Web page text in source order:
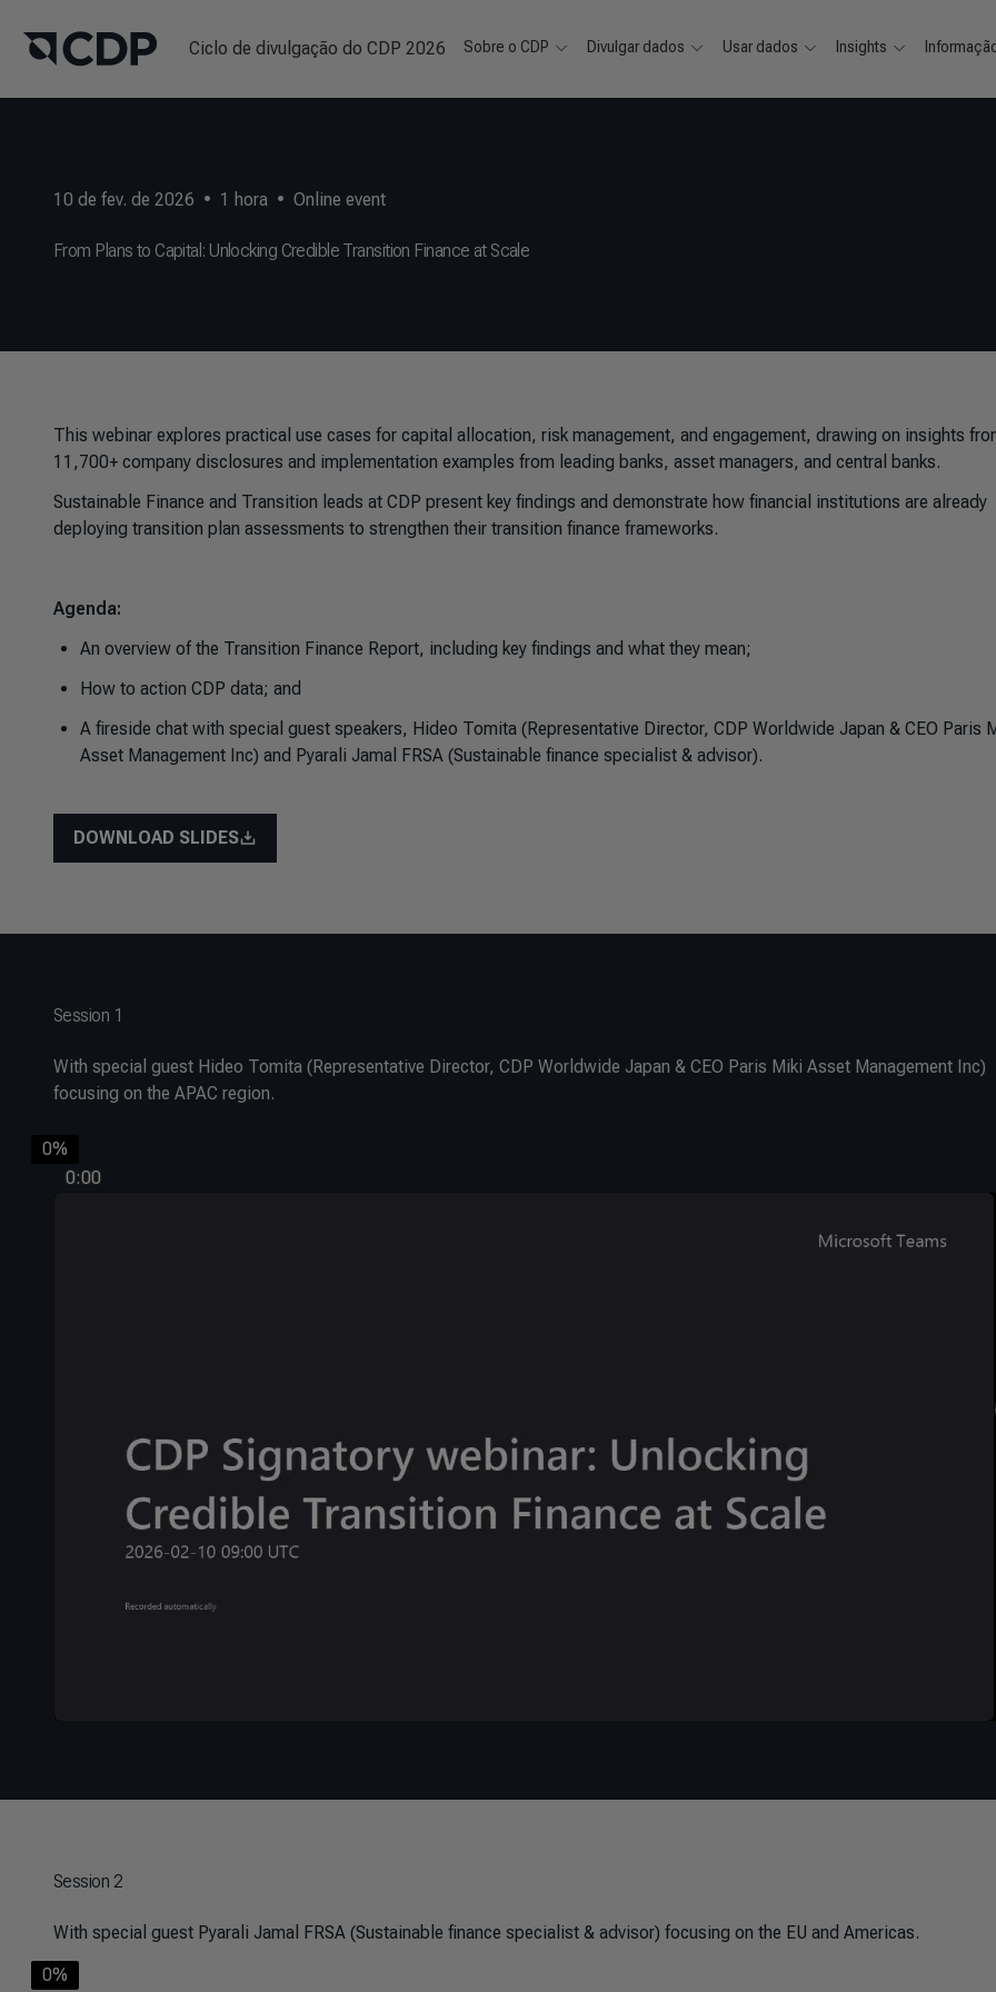
Ciclo de divulgação do CDP 2026 Sobre o CDP Divulgar dados Usar dados Insights
10 de fev. de 2026 • 1 hora • Online event
From Plans to Capital: Unlocking Credible Transition Finance at Scale
This webinar explores practical use cases for capital allocation, risk management, and engagement, drawing on insights
11,700+ company disclosures and implementation examples from leading banks, asset managers, and central banks.
Sustainable Finance and Transition leads at CDP present key findings and demonstrate how financial institutions are already
deploying transition plan assessments to strengthen their transition finance frameworks.
Agenda:
An overview of the Transition Finance Report, including key findings and what they mean;
How to action CDP data; and
A fireside chat with special guest speakers, Hideo Tomita (Representative Director, CDP Worldwide Japan & CEO Paris
Asset Management Inc) and Pyarali Jamal FRSA (Sustainable finance specialist & advisor).
DOWNLOAD SLIDES
Session 1
With special guest Hideo Tomita (Representative Director, CDP Worldwide Japan & CEO Paris Miki Asset Management Inc)
focusing on the APAC region.
0:00
0%
Session 2
With special guest Pyarali Jamal FRSA (Sustainable finance specialist & advisor) focusing on the EU and Americas.
0%